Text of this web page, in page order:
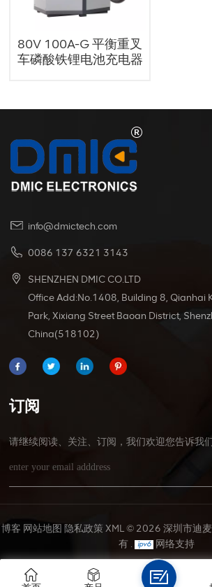
80V 100A-G 平衡重叉
车磷酸铁锂电池充电器
info@dmictech.com
0086 137 6321 3143
SHENZHEN DMIC CO.LTD
Office Add:No.1408, Building 8, Qianhai
Park, Xixiang Street Baoan District,
China(518102)
订阅
请继续阅读、关注、订阅，我们欢迎您告诉我
博客 网站地图 隐私政策 XML© 2026 深圳市迪麦
有 .
网络支持